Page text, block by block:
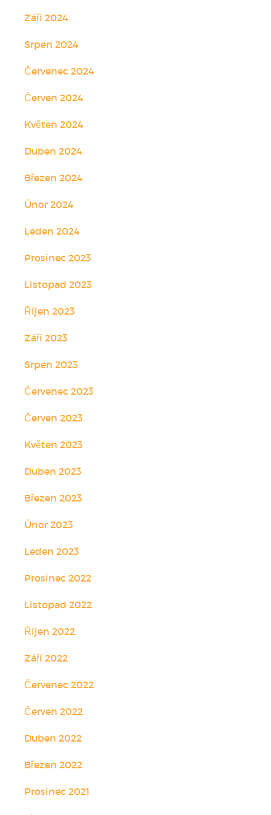
Září 2024
Srpen 2024
Červenec 2024
Červen 2024
Květen 2024
Duben 2024
Březen 2024
Únor 2024
Leden 2024
Prosinec 2023
Listopad 2023
Říjen 2023
Září 2023
Srpen 2023
Červenec 2023
Červen 2023
Květen 2023
Duben 2023
Březen 2023
Únor 2023
Leden 2023
Prosinec 2022
Listopad 2022
Říjen 2022
Září 2022
Červenec 2022
Červen 2022
Duben 2022
Březen 2022
Prosinec 2021